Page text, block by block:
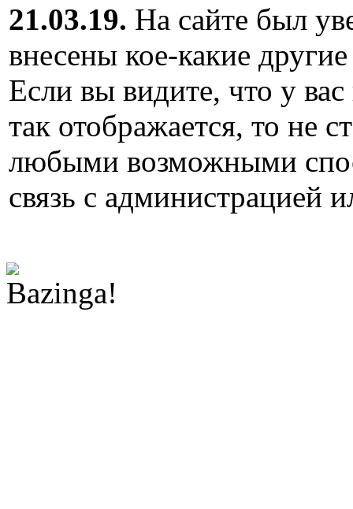
21.03.19. На сайте был
внесены кое-какие
Если вы видите, что у
так отображается, то не
любыми возможными
связь с администрацией